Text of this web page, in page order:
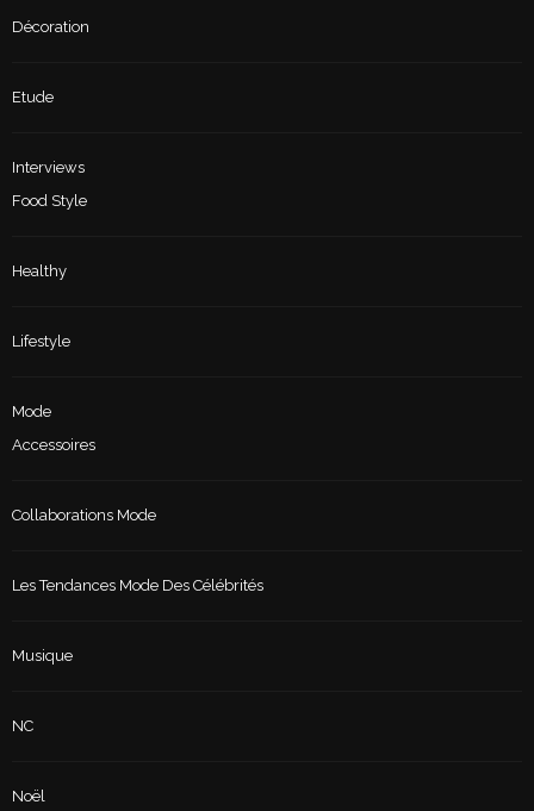
Décoration
Etude
Interviews
Food Style
Healthy
Lifestyle
Mode
Accessoires
Collaborations Mode
Les Tendances Mode Des Célébrités
Musique
NC
Noël